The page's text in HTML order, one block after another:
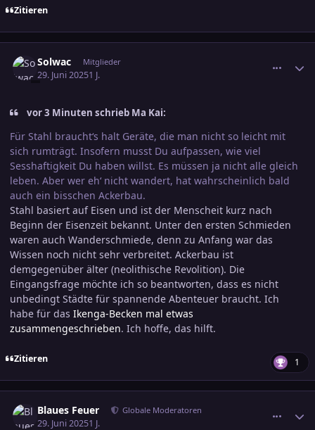
Zitieren
Solwac Mitglieder
29. Juni 20251 J.
vor 3 Minuten schrieb Ma Kai:
Für Stahl braucht‘s halt Geräte, die man nicht so leicht mit
sich rumträgt. Insofern musst Du aufpassen, wie viel
Sesshaftigkeit Du haben willst. Es müssen ja nicht alle gleich
leben. Aber wer eh‘ nicht wandert, hat wahrscheinlich bald
auch ein bisschen Ackerbau.
Stahl basiert auf Eisen und ist der Menscheit kurz nach
Beginn der Eisenzeit bekannt. Unter den ersten Schmieden
waren auch Wanderschmiede, denn zu Anfang war das
Wissen noch nicht sehr verbreitet. Ackerbau ist
demgegenüber älter (neolithische Revolition). Die
Eingangsfrage möchte ich so beantworten, dass es nicht
unbedingt Städte für spannende Abenteuer braucht. Ich
habe für das Ikenga-Becken mal etwas
zusammengeschrieben. Ich hoffe, das hilft.
Zitieren 1
Blaues Feuer Globale Moderatoren
29. Juni 20251 J.